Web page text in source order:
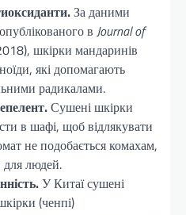
За даними
в Journal of
шкірки мандаринів
які допомагають
радикалами.
Сушені шкірки
в шафі, щоб відлякувати
не подобається комахам,
людей.
У Китаї сушені
(ченпі)